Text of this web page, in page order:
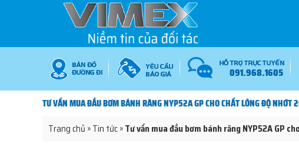
091.968.1605
TƯ VẤN MUA ĐẦU BƠM BÁNH RĂNG NYP52A GP CHO CHẤT LỎNG ĐỘ NHỚT
Trang chủ »Tin tức»Tư vấn mua đầu bơm bánh răng NYP52A GP